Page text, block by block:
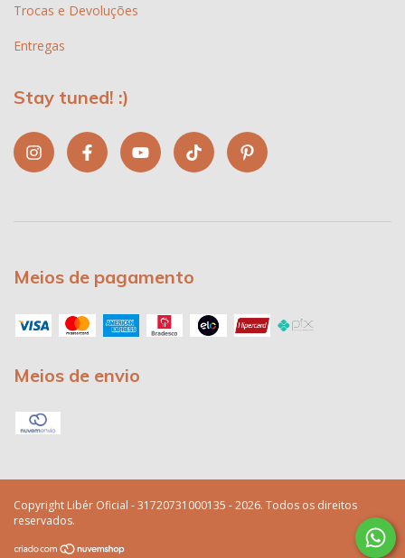
Trocas e Devoluções
Entregas
Stay tuned! :)
Meios de pagamento
Meios de envio
Copyright Libér Oficial - 31720731000135 - 2026. Todos os direitos
reservados.